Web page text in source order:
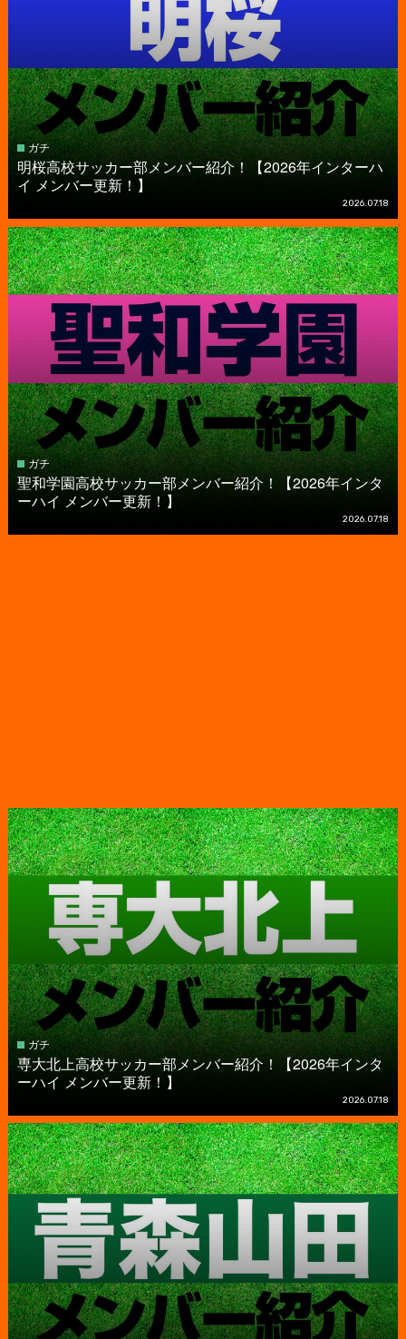
ガチ
明桜高校サッカー部メンバー紹介！【2026年インターハ
イ メンバー更新！】
2026.07.18
ガチ
聖和学園高校サッカー部メンバー紹介！【2026年インタ
ーハイ メンバー更新！】
2026.07.18
ガチ
専大北上高校サッカー部メンバー紹介！【2026年インタ
ーハイ メンバー更新！】
2026.07.18